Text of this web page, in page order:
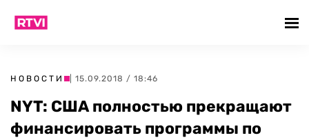
НОВОСТИ | 15.09.2018 / 18:46
NYT: США полностью прекращают
финансировать программы по